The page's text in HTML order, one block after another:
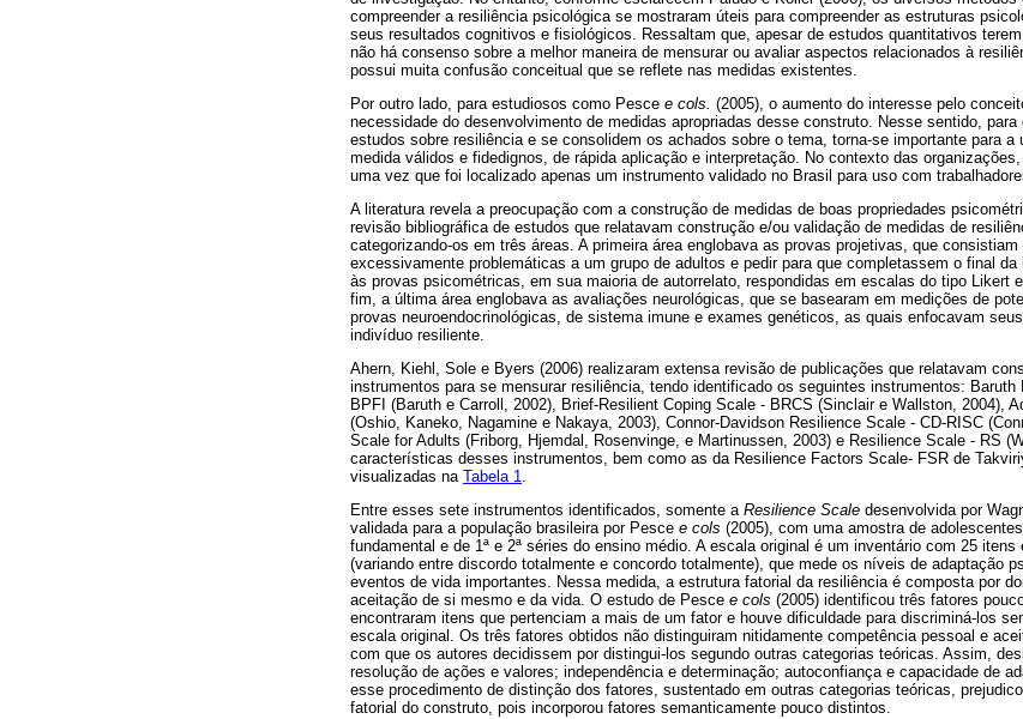
compreender a resiliência psicológica se mostraram úteis para compreender as estruturas
seus resultados cognitivos e fisiológicos. Ressaltam que, apesar de estudos quantitativos
não há consenso sobre a melhor maneira de mensurar ou avaliar aspectos relacionados à
possui muita confusão conceitual que se reflete nas medidas existentes.
Por outro lado, para estudiosos como Pesce e cols. (2005), o aumento do interesse pelo
necessidade do desenvolvimento de medidas apropriadas desse construto. Nesse sentido,
estudos sobre resiliência e se consolidem os achados sobre o tema, torna-se importante para
medida válidos e fidedignos, de rápida aplicação e interpretação. No contexto das
uma vez que foi localizado apenas um instrumento validado no Brasil para uso com
A literatura revela a preocupação com a construção de medidas de boas propriedades
revisão bibliográfica de estudos que relatavam construção e/ou validação de medidas de
categorizando-os em três áreas. A primeira área englobava as provas projetivas, que
excessivamente problemáticas a um grupo de adultos e pedir para que completassem o final
às provas psicométricas, em sua maioria de autorrelato, respondidas em escalas do tipo Likert
fim, a última área englobava as avaliações neurológicas, que se basearam em medições de
provas neuroendocrinológicas, de sistema imune e exames genéticos, as quais enfocavam
indivíduo resiliente.
Ahern, Kiehl, Sole e Byers (2006) realizaram extensa revisão de publicações que relatavam
instrumentos para se mensurar resiliência, tendo identificado os seguintes instrumentos:
BPFI (Baruth e Carroll, 2002), Brief-Resilient Coping Scale - BRCS (Sinclair e Wallston, 2004),
(Oshio, Kaneko, Nagamine e Nakaya, 2003), Connor-Davidson Resilience Scale - CD-RISC
Scale for Adults (Friborg, Hjemdal, Rosenvinge, e Martinussen, 2003) e Resilience Scale - RS
características desses instrumentos, bem como as da Resilience Factors Scale- FSR de
visualizadas na Tabela 1.
Entre esses sete instrumentos identificados, somente a Resilience Scale desenvolvida por
validada para a população brasileira por Pesce e cols (2005), com uma amostra de
fundamental e de 1ª e 2ª séries do ensino médio. A escala original é um inventário com 25
(variando entre discordo totalmente e concordo totalmente), que mede os níveis de adaptação
eventos de vida importantes. Nessa medida, a estrutura fatorial da resiliência é composta por
aceitação de si mesmo e da vida. O estudo de Pesce e cols (2005) identificou três fatores
encontraram itens que pertenciam a mais de um fator e houve dificuldade para discriminá-los
escala original. Os três fatores obtidos não distinguiram nitidamente competência pessoal e
com que os autores decidissem por distingui-los segundo outras categorias teóricas. Assim,
resolução de ações e valores; independência e determinação; autoconfiança e capacidade de
esse procedimento de distinção dos fatores, sustentado em outras categorias teóricas,
fatorial do construto, pois incorporou fatores semanticamente pouco distintos.